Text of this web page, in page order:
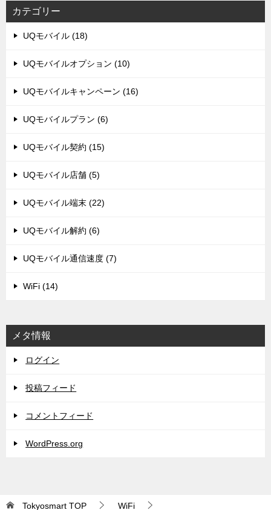
カテゴリー
UQモバイル (18)
UQモバイルオプション (10)
UQモバイルキャンペーン (16)
UQモバイルプラン (6)
UQモバイル契約 (15)
UQモバイル店舗 (5)
UQモバイル端末 (22)
UQモバイル解約 (6)
UQモバイル通信速度 (7)
WiFi (14)
メタ情報
ログイン
投稿フィード
コメントフィード
WordPress.org
Tokyosmart TOP WiFi